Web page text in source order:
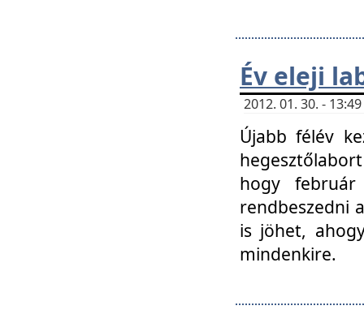
Év eleji
2012. 01. 30. -
Újabb félév
hogy
rendbeszedni
is jöhet,
mindenkire.